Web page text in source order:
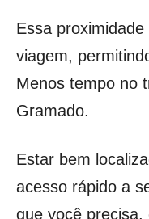
Essa
viagem,
Menos tempo no
Gramado.
Estar bem
acesso rápido a
que você